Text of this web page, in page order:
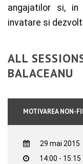
angajatilor si,
invatare si
ALL
BALACEANU
MOTIVAREA NON-
29 mai 2015
14:00 - 15:15